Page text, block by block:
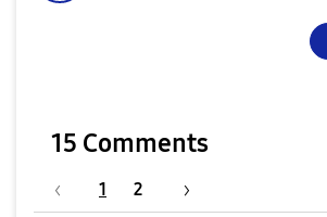
15 Comments
1 2